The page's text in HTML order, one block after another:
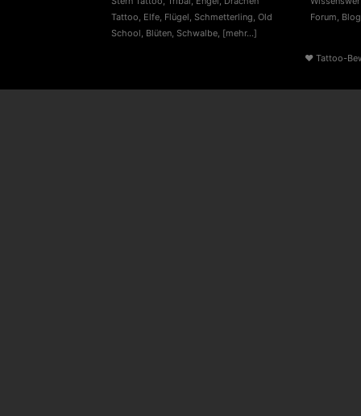
Tattoo, Elfe, Flügel, Schmetterling, Old
School, Blüten, Schwalbe, [mehr...]
Forum, Blog
♥ Tattoo-